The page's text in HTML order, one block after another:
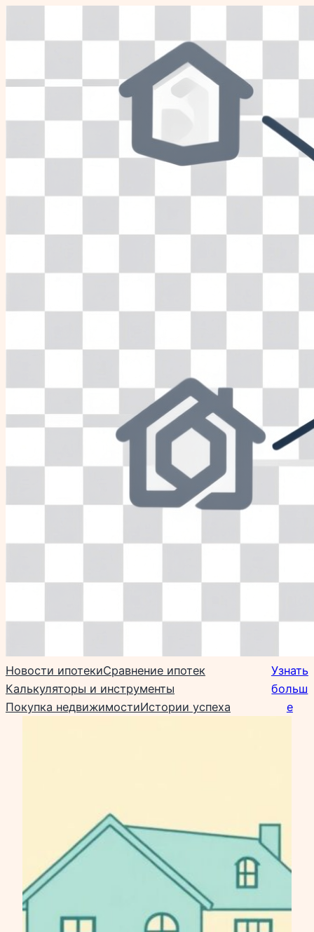
Новости ипотекиСравнение ипотек
Калькуляторы и инструменты
Покупка недвижимостиИстории успеха
Узнать
больш
е